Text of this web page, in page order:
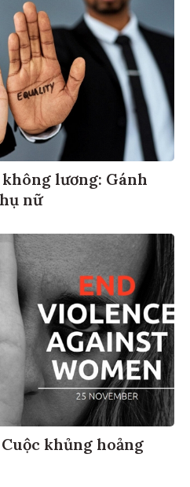
lương: Gánh
nữ
khủng hoảng